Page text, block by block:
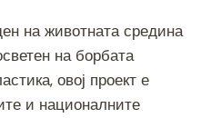
на животната средина
на борбата
овој проект е
и националните